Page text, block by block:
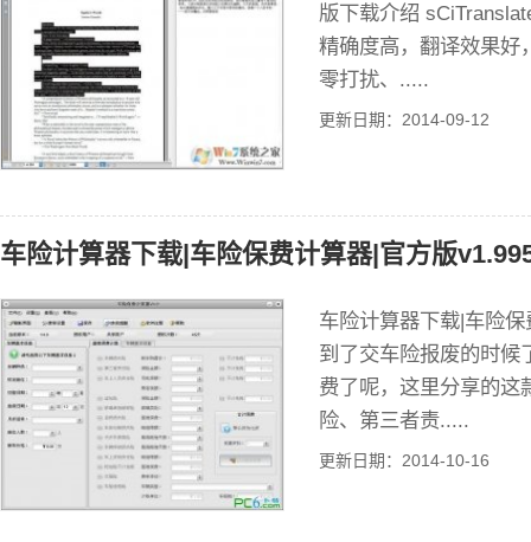
版下载介绍
精确度高，翻译效果好
零打扰、.....
更新日期：2014-09-12
车险计算器下载|车险保费计算器|官方版
车险计算器下载|车险
到了交车险报废的时候
费了呢，这里分享的这
险、第三者责.....
更新日期：2014-10-16